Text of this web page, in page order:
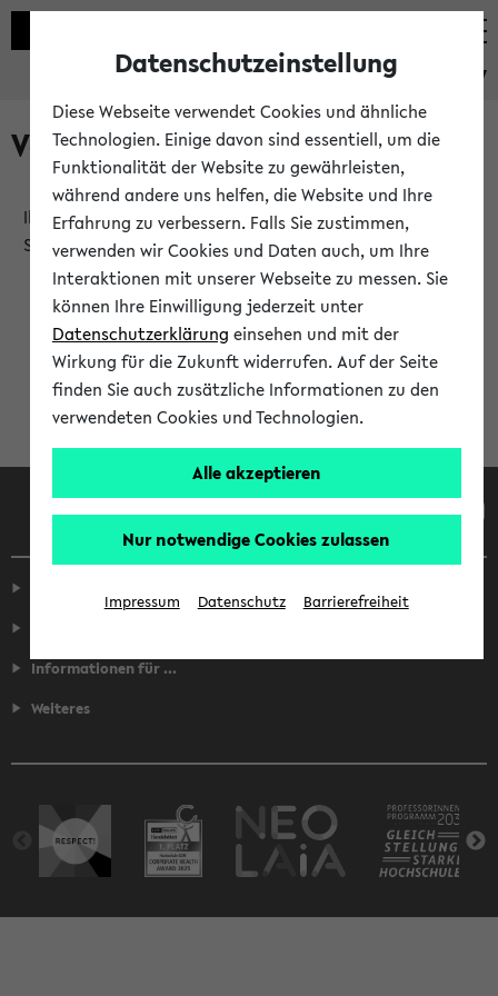
eKVV
Verlauf
Ihr Verlauf ist leer. Er wird sich im Verlauf Ihrer eKVV
Sitzung füllen.
Informationen für ...
Weiteres
Datenschutzeinstellung
Diese Webseite verwendet Cookies und ähnliche
Technologien. Einige davon sind essentiell, um die
Funktionalität der Website zu gewährleisten,
während andere uns helfen, die Website und Ihre
Erfahrung zu verbessern. Falls Sie zustimmen,
verwenden wir Cookies und Daten auch, um Ihre
Interaktionen mit unserer Webseite zu messen. Sie
können Ihre Einwilligung jederzeit unter
Datenschutzerklärung einsehen und mit der
Wirkung für die Zukunft widerrufen. Auf der Seite
finden Sie auch zusätzliche Informationen zu den
verwendeten Cookies und Technologien.
Alle akzeptieren
Nur notwendige Cookies zulassen
Impressum Datenschutz Barrierefreiheit